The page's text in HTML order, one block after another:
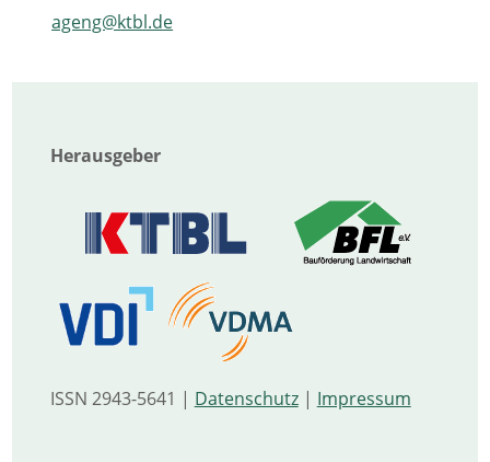
ageng@ktbl.de
Herausgeber
ISSN 2943-5641 | Datenschutz| Impressum